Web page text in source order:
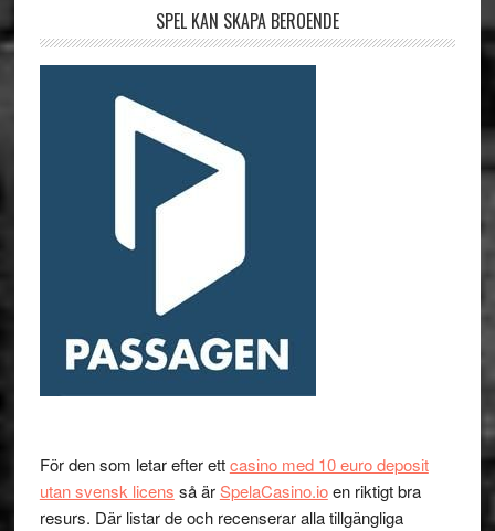
SPEL KAN SKAPA BEROENDE
För den som letar efter ettcasino med 10 euro deposit
utan svensk licens så ärSpelaCasino.ioen riktigt bra
resurs. Där listar de och recenserar alla tillgängliga